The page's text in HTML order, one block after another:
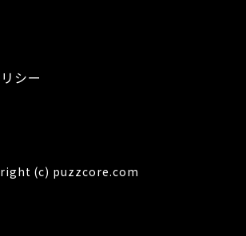
シー
(c) puzzcore.com